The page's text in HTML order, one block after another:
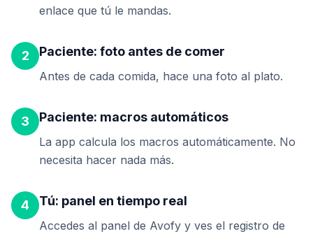
enlace que tú le mandas.
2 Paciente: foto antes de comer
Antes de cada comida, hace una foto al plato.
3 Paciente: macros automáticos
La app calcula los macros automáticamente. No
necesita hacer nada más.
4 Tú: panel en tiempo real
Accedes al panel de Avofy y ves el registro de